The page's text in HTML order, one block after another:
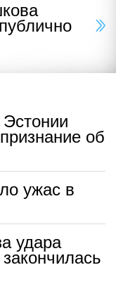
об
ужас в
удара